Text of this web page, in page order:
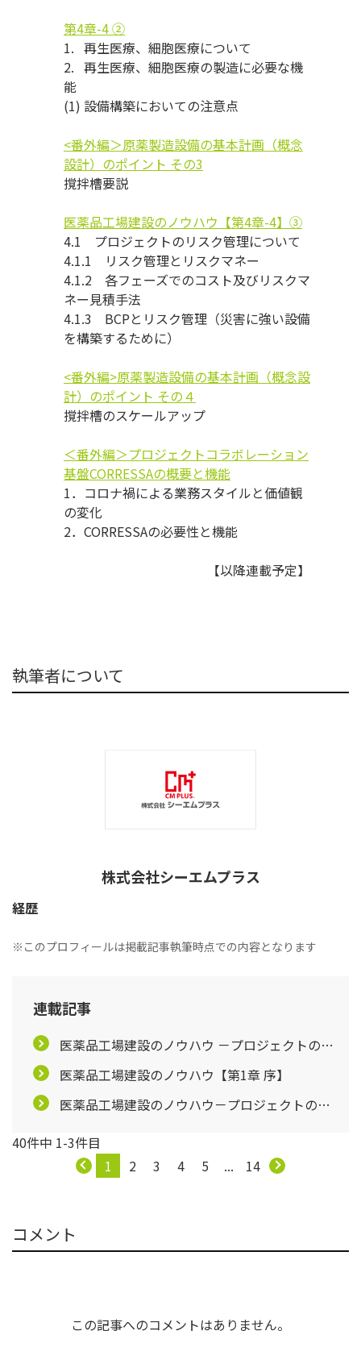
第4章-4 ②
1. 再生医療、細胞医療について
2. 再生医療、細胞医療の製造に必要な機
能
(1) 設備構築においての注意点
<番外編＞原薬製造設備の基本計画（概念
設計）のポイント その3
撹拌槽要説
医薬品工場建設のノウハウ【第4章-4】③
4.1 プロジェクトのリスク管理について
4.1.1 リスク管理とリスクマネー
4.1.2 各フェーズでのコスト及びリスクマ
ネー見積手法
4.1.3 BCPとリスク管理（災害に強い設備
を構築するために）
<番外編>原薬製造設備の基本計画（概念設
計）のポイント その４
撹拌槽のスケールアップ
＜番外編＞プロジェクトコラボレーション
基盤CORRESSAの概要と機能
1．コロナ禍による業務スタイルと価値観
の変化
2．CORRESSAの必要性と機能
【以降連載予定】
執筆者について
株式会社シーエムプラス
経歴
※このプロフィールは掲載記事執筆時点での内容となります
連載記事
医薬品工場建設のノウハウ －プロジェクトの成
医薬品工場建設のノウハウ【第1章 序】
医薬品工場建設のノウハウ－プロジェクトの成
40件中 1-3件目
1
2 3 4 5 ... 14
コメント
この記事へのコメントはありません。